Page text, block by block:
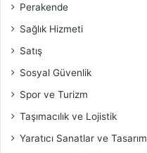
Perakende
Sağlık Hizmeti
Satış
Sosyal Güvenlik
Spor ve Turizm
Taşımacılık ve Lojistik
Yaratıcı Sanatlar ve Tasarım